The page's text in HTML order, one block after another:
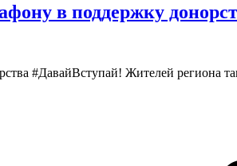
в поддержку
#ДавайВступай! Жителей региона